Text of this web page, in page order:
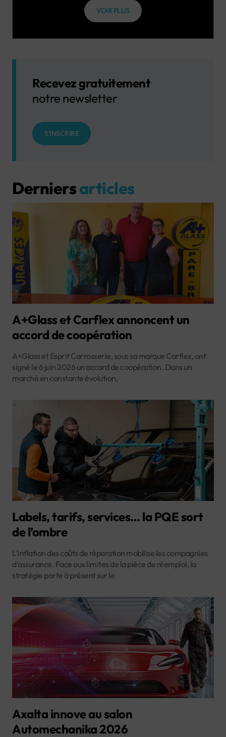
VOIR PLUS
Recevez gratuitement
notre newsletter
S'INSCRIRE
Derniersarticles
A+Glass et Carflex annoncent un
accord de coopération
A+Glass et Esprit Carrosserie, sous sa marque Carflex, ont
signé le 6 juin 2026 un accord de coopération. Dans un
marché en constante évolution,
Labels, tarifs, services… la PQE sort
de l’ombre
L’inflation des coûts de réparation mobilise les compagnies
d’assurance. Face aux limites de la pièce de réemploi, la
stratégie porte à présent sur le
Axalta innove au salon
Automechanika 2026